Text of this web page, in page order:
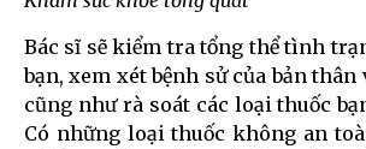
Bác sĩ sẽ kiểm tra tổng thể tình
bạn, xem xét bệnh sử của bản thân
cũng như rà soát các loại thuốc
Có những loại thuốc không an